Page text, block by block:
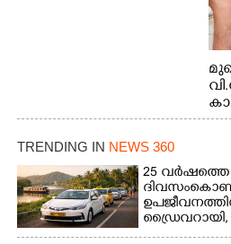
TRENDING IN NEWS 360
25 വർഷത്തെ
യുവതി